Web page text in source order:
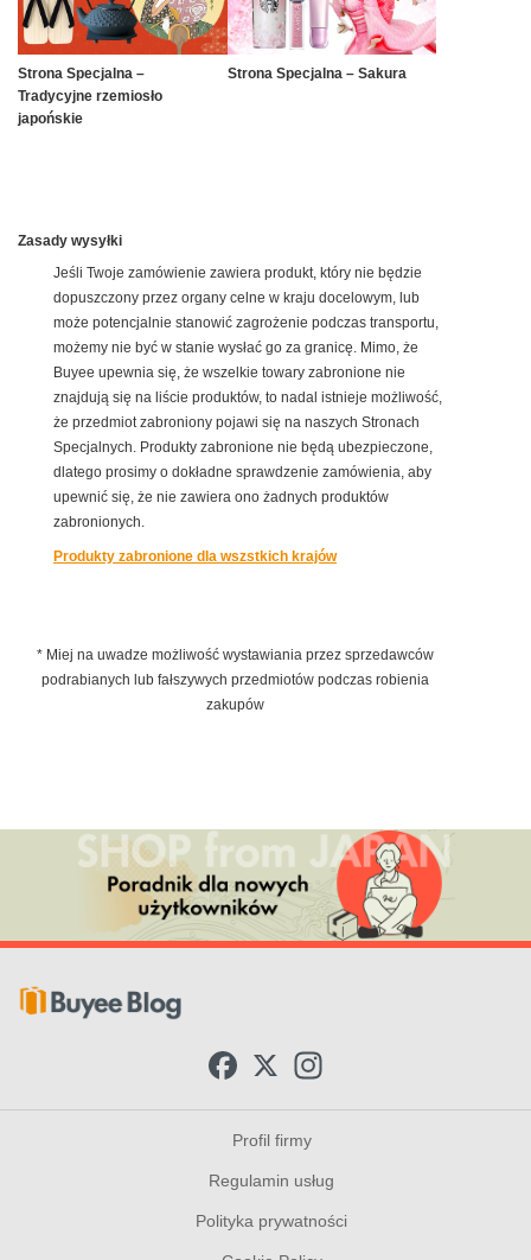
Strona Specjalna –
Tradycyjne rzemiosło
japońskie
Strona Specjalna – Sakura
Zasady wysyłki
Jeśli Twoje zamówienie zawiera produkt, który nie będzie
dopuszczony przez organy celne w kraju docelowym, lub
może potencjalnie stanowić zagrożenie podczas transportu,
możemy nie być w stanie wysłać go za granicę. Mimo, że
Buyee upewnia się, że wszelkie towary zabronione nie
znajdują się na liście produktów, to nadal istnieje możliwość,
że przedmiot zabroniony pojawi się na naszych Stronach
Specjalnych. Produkty zabronione nie będą ubezpieczone,
dlatego prosimy o dokładne sprawdzenie zamówienia, aby
upewnić się, że nie zawiera ono żadnych produktów
zabronionych.
Produkty zabronione dla wszstkich krajów
* Miej na uwadze możliwość wystawiania przez sprzedawców
podrabianych lub fałszywych przedmiotów podczas robienia
zakupów
e
b
o
k
X
t
a
Profil firmy
Regulamin usług
Polityka prywatności